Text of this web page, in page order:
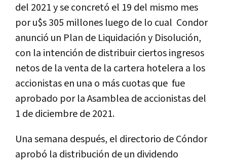
del 2021 y se concretó el 19 del mismo mes
por u$s 305 millones luego de lo cual Condor
anunció un Plan de Liquidación y Disolución,
con la intención de distribuir ciertos ingresos
netos de la venta de la cartera hotelera a los
accionistas en una o más cuotas que fue
aprobado por la Asamblea de accionistas del
1 de diciembre de 2021.
Una semana después, el directorio de Cóndor
aprobó la distribución de un dividendo